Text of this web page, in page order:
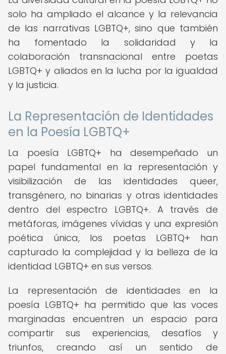
solo ha ampliado el alcance y la relevancia
de las narrativas LGBTQ+, sino que también
ha fomentado la solidaridad y la
colaboración transnacional entre poetas
LGBTQ+ y aliados en la lucha por la igualdad
y la justicia.
La Representación de Identidades
en la Poesía LGBTQ+
La poesía LGBTQ+ ha desempeñado un
papel fundamental en la representación y
visibilización de las identidades queer,
transgénero, no binarias y otras identidades
dentro del espectro LGBTQ+. A través de
metáforas, imágenes vívidas y una expresión
poética única, los poetas LGBTQ+ han
capturado la complejidad y la belleza de la
identidad LGBTQ+ en sus versos.
La representación de identidades en la
poesía LGBTQ+ ha permitido que las voces
marginadas encuentren un espacio para
compartir sus experiencias, desafíos y
triunfos, creando así un sentido de